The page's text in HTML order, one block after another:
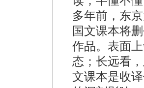
多年前，东
国文课本将
作品。表面
态；长远看
文课本是收